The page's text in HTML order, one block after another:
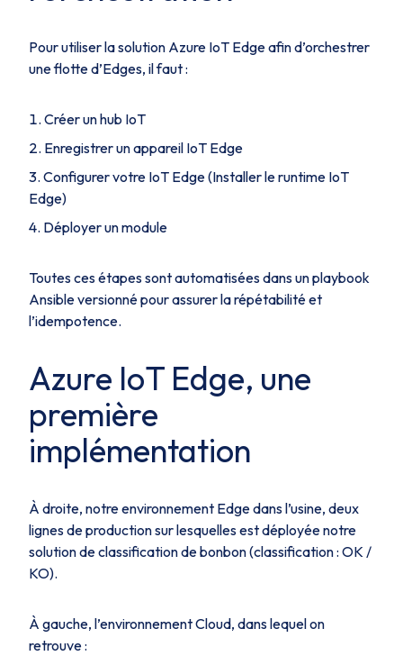
Pour utiliser la solution Azure IoT Edge afin d’orchestrer
une flotte d’Edges, il faut :
Créer un hub IoT
Enregistrer un appareil IoT Edge
Configurer votre IoT Edge (Installer le runtime IoT
Edge)
Déployer un module
Toutes ces étapes sont automatisées dans un playbook
Ansible versionné pour assurer la répétabilité et
l’idempotence.
Azure IoT Edge, une
première
implémentation
À droite, notre environnement Edge dans l’usine, deux
lignes de production sur lesquelles est déployée notre
solution de classification de bonbon (classification : OK /
KO).
À gauche, l’environnement Cloud, dans lequel on
retrouve :